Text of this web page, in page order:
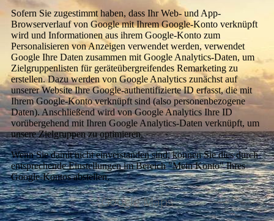
Sofern Sie zugestimmt haben, dass Ihr Web- und App-
Browserverlauf von Google mit Ihrem Google-Konto verknüpft
wird und Informationen aus ihrem Google-Konto zum
Personalisieren von Anzeigen verwendet werden, verwendet
Google Ihre Daten zusammen mit Google Analytics-Daten, um
Zielgruppenlisten für geräteübergreifendes Remarketing zu
erstellen. Dazu werden von Google Analytics zunächst auf
unserer Website Ihre Google-authentifizierte ID erfasst, die mit
Ihrem Google-Konto verknüpft sind (also personenbezogene
Daten). Anschließend wird von Google Analytics Ihre ID
vorübergehend mit Ihren Google Analytics-Daten verknüpft, um
unsere Zielgruppen zu optimieren.
Wenn Sie damit nicht einverstanden sind, können Sie dies durch
entsprechende Einstellungen im Bereich "Mein Konto" Ihres
Google-Kontos abstellen.
Google Maps